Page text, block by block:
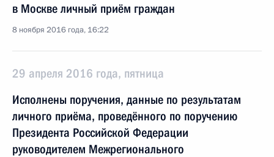
в Москве личный приём граждан
8 ноября 2016 года, 16:22
29 апреля 2016 года, пятница
Исполнены поручения, данные по результатам
личного приёма, проведённого по поручению
Президента Российской Федерации
руководителем Межрегионального